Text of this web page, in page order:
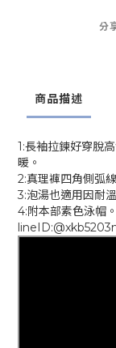
分
商品描述
1:長袖拉鍊好穿脫
暖。
2:真理褲四角側弧
3:泡湯也適用因耐
4:附本部素色泳帽